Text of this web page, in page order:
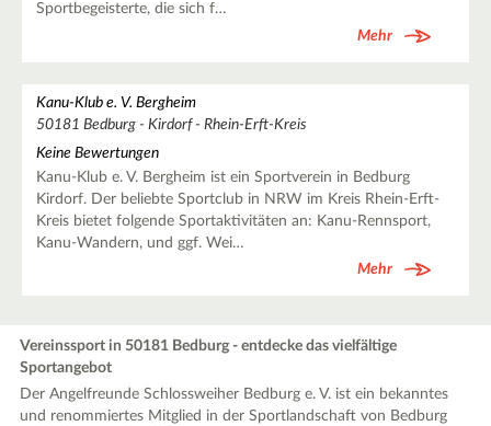
Sportbegeisterte, die sich f…
Mehr
Kanu-Klub e. V. Bergheim
50181 Bedburg - Kirdorf - Rhein-Erft-Kreis
Keine Bewertungen
Kanu-Klub e. V. Bergheim ist ein Sportverein in Bedburg
Kirdorf. Der beliebte Sportclub in NRW im Kreis Rhein-Erft-
Kreis bietet folgende Sportaktivitäten an: Kanu-Rennsport,
Kanu-Wandern, und ggf. Wei…
Mehr
Vereinssport in 50181 Bedburg - entdecke das vielfältige
Sportangebot
Der Angelfreunde Schlossweiher Bedburg e. V. ist ein bekanntes
und renommiertes Mitglied in der Sportlandschaft von Bedburg